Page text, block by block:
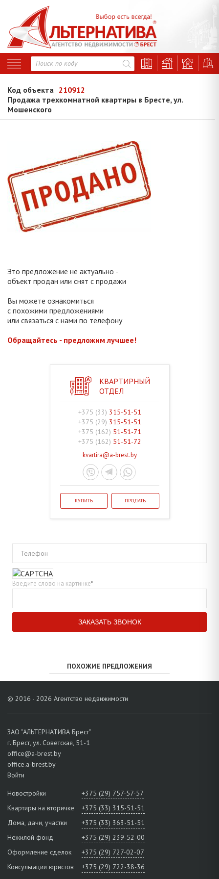
Код объекта 210912
Продажа трехкомнатной квартиры в Бресте, ул.
Мошенского
Это предложение не актуально -
объект продан или снят с продажи
Вы можете ознакомиться
с похожими предложениями
или связаться с нами по телефону
Обращайтесь - предложим лучшее!
КВАРТИРНЫЙ
ОТДЕЛ
+375 (33) 315-51-51
+375 (29) 315-51-51
+375 (162) 51-51-71
+375 (162) 51-51-72
kvartira@a-brest.by
КУПИТЬ ПРОДАТЬ
Телефон
Введите слово на картинке*
ПОХОЖИЕ ПРЕДЛОЖЕНИЯ
© 2016 - 2026 Агентство недвижимости
ЗАО "АЛЬТЕРНАТИВА Брест"
г. Брест, ул. Советская, 51-1
office@a-brest.by
office.a-brest.by
Войти
Новостройки
+375 (29) 757-57-57
Квартиры на вторичке
+375 (33) 315-51-51
Дома, дачи, участки
+375 (33) 363-51-51
Нежилой фонд
+375 (29) 239-52-00
Оформление сделок
+375 (29) 727-02-07
Консультации юристов
+375 (29) 722-38-36